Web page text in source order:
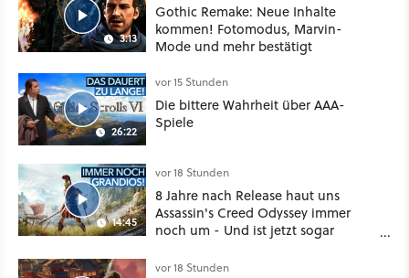
3:13
Gothic Remake: Neue Inhalte
kommen! Fotomodus, Marvin-
Mode und mehr bestätigt
26:22
vor 15 Stunden
Die bittere Wahrheit über AAA-
Spiele
14:45
vor 18 Stunden
8 Jahre nach Release haut uns
Assassin's Creed Odyssey immer
noch um - Und ist jetzt sogar
vor 18 Stunden